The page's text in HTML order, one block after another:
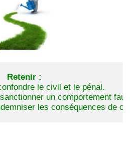
Retenir :
le civil et le pénal.
un comportement fautif
les conséquences de